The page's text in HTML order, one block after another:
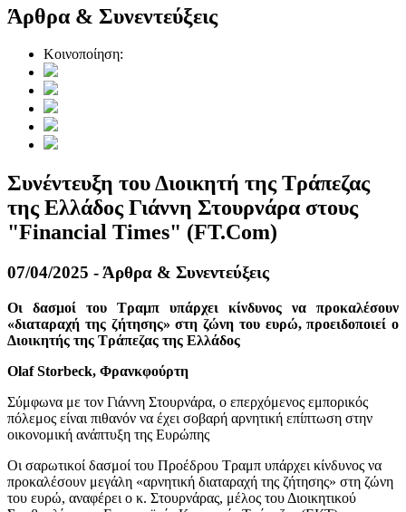
Άρθρα & Συνεντεύξεις
Κοινοποίηση:
Συνέντευξη του Διοικητή της Τράπεζας
της Ελλάδος Γιάννη Στουρνάρα στους
"Financial Times" (FT.Com)
07/04/2025 - Άρθρα & Συνεντεύξεις
Οι δασμοί του Τραμπ υπάρχει κίνδυνος να προκαλέσουν
«διαταραχή της ζήτησης» στη ζώνη του ευρώ, προειδοποιεί ο
Διοικητής της Τράπεζας της Ελλάδος
Olaf Storbeck, Φρανκφούρτη
Σύμφωνα με τον Γιάννη Στουρνάρα, ο επερχόμενος εμπορικός
πόλεμος είναι πιθανόν να έχει σοβαρή αρνητική επίπτωση στην
οικονομική ανάπτυξη της Ευρώπης
Οι σαρωτικοί δασμοί του Προέδρου Τραμπ υπάρχει κίνδυνος να
προκαλέσουν μεγάλη «αρνητική διαταραχή της ζήτησης» στη ζώνη
του ευρώ, αναφέρει ο κ. Στουρνάρας, μέλος του Διοικητικού